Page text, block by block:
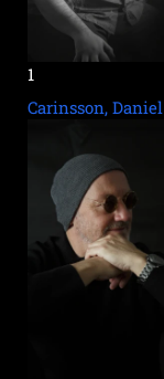
1
Carinsson, Daniel